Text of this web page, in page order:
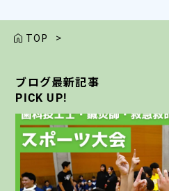
TOP >
ブログ最新記事
PICK UP!
ブログ最新記事
PICK UP!
ブログ最新記事
PICK UP!
ブログ最新記事
PICK UP!
ブログ最新記事
PICK UP!